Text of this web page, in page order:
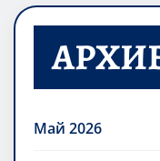
Май 2026